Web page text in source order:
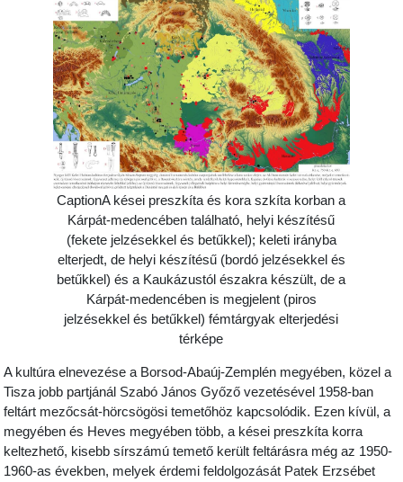
CaptionA kései preszkíta és kora szkíta korban a
Kárpát-medencében található, helyi készítésű
(fekete jelzésekkel és betűkkel); keleti irányba
elterjedt, de helyi készítésű (bordó jelzésekkel és
betűkkel) és a Kaukázustól északra készült, de a
Kárpát-medencében is megjelent (piros
jelzésekkel és betűkkel) fémtárgyak elterjedési
térképe
A kultúra elnevezése a Borsod-Abaúj-Zemplén megyében, közel a
Tisza jobb partjánál Szabó János Győző vezetésével 1958-ban
feltárt mezőcsát-hörcsögösi temetőhöz kapcsolódik. Ezen kívül, a
megyében és Heves megyében több, a kései preszkíta korra
keltezhető, kisebb sírszámú temető került feltárásra még az 1950-
1960-as években, melyek érdemi feldolgozását Patek Erzsébet